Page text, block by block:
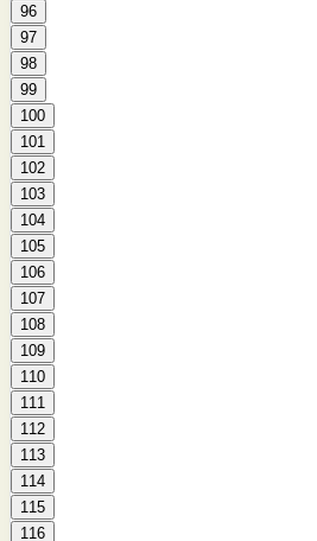
96
97
98
99
100
101
102
103
104
105
106
107
108
109
110
111
112
113
114
115
116